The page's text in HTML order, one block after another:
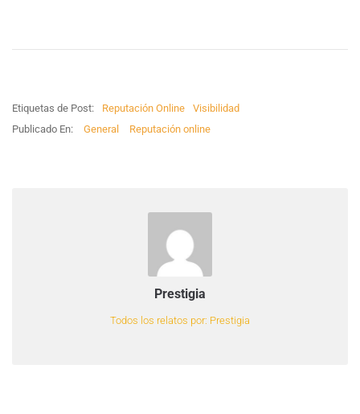
Etiquetas de Post: Reputación Online
Visibilidad
Publicado En:
General Reputación online
Prestigia
Todos los relatos por: Prestigia